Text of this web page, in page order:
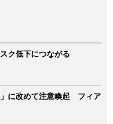
ク低下につながる
に改めて注意喚起 フィア